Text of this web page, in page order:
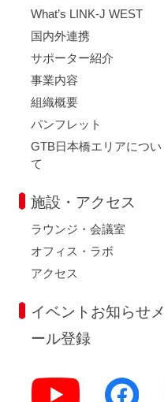
What’s LINK-J WEST
国内外連携
サポーター紹介
事業内容
組織概要
パンフレット
GTB日本橋エリアについ
て
施設・アクセス
ラウンジ・会議室
オフィス・ラボ
アクセス
イベントお知らせメ
ール登録